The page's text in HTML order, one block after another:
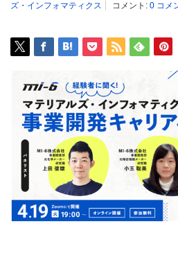
ズ・インフォマティクス
コメント: 0 コメ